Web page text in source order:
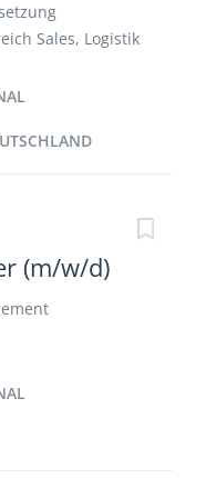
Sales, Logistik
(m/w/d)